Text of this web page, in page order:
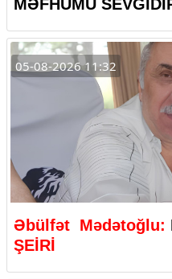
MƏFHUMU
05-08-2026 11:32
Əbülfət Mədətoğlu:
ŞEİRİ